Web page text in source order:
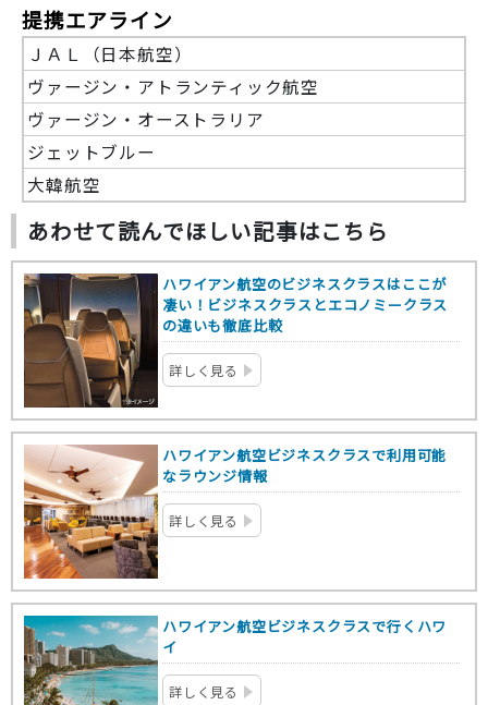
提携エアライン
ＪＡＬ（日本航空）
ヴァージン・アトランティック航空
ヴァージン・オーストラリア
ジェットブルー
大韓航空
あわせて読んでほしい記事はこちら
ハワイアン航空のビジネスクラスはここが
凄い！ビジネスクラスとエコノミークラス
の違いも徹底比較
詳しく見る
ハワイアン航空ビジネスクラスで利用可能
なラウンジ情報
詳しく見る
ハワイアン航空ビジネスクラスで行くハワ
イ
詳しく見る